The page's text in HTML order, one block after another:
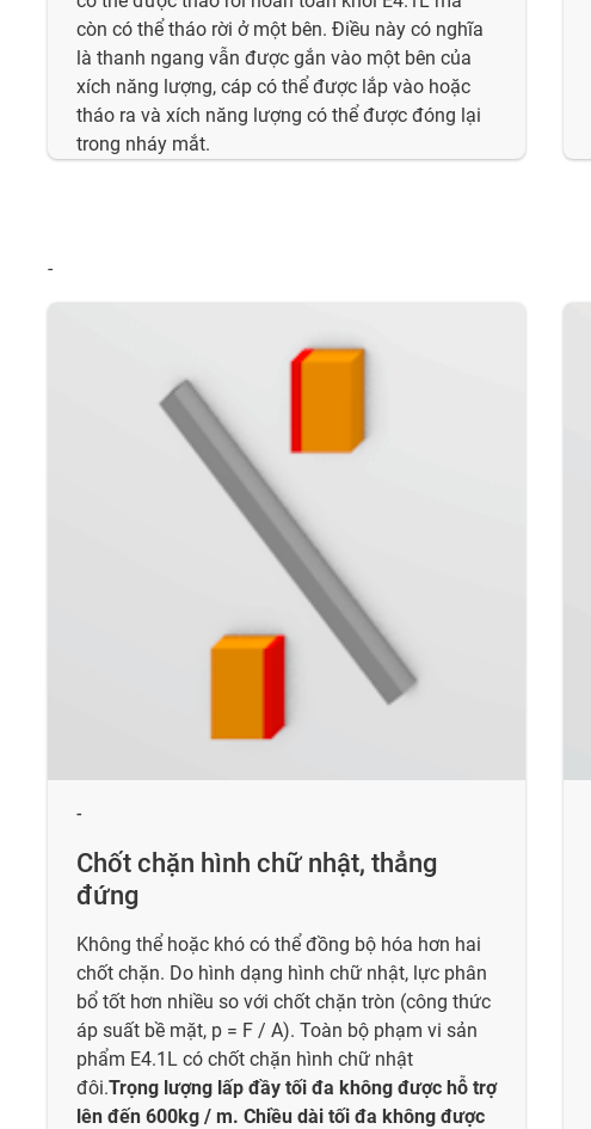
còn có thể tháo rời ở một bên. Điều này có nghĩa
là thanh ngang vẫn được gắn vào một bên của
xích năng lượng, cáp có thể được lắp vào hoặc
tháo ra và xích năng lượng có thể được đóng lại
trong nháy mắt.
-
-
Chốt chặn hình chữ nhật, thẳng
đứng
Không thể hoặc khó có thể đồng bộ hóa hơn hai
chốt chặn. Do hình dạng hình chữ nhật, lực phân
bổ tốt hơn nhiều so với chốt chặn tròn (công thức
áp suất bề mặt, p = F / A). Toàn bộ phạm vi sản
phẩm E4.1L có chốt chặn hình chữ nhật
đôi.Trọng lượng lấp đầy tối đa không được hỗ trợ
lên đến 600kg / m. Chiều dài tối đa không được